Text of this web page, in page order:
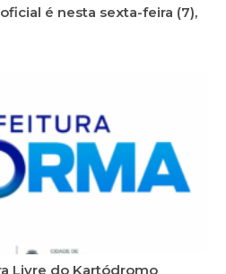
oficial é nesta sexta-feira (7),
Livre do Kartódromo